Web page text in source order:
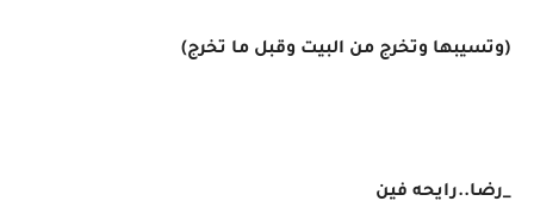
(وتسيبها وتخرج من البيت وقبل ما تخرج)
_رضا..رايحه فين